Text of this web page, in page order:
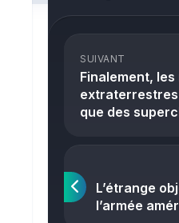
Horreur
Crime
SUIVANT
Finalement, les
que des
L’étrange
l’armée